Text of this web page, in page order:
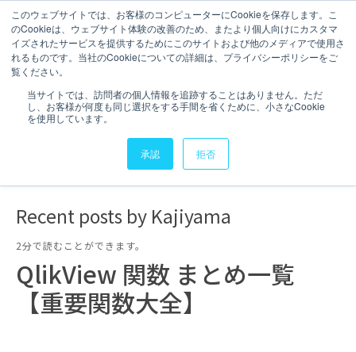
このウェブサイトでは、お客様のコンピューターにCookieを保存します。こ
のCookieは、ウェブサイト体験の改善のため、またより個人向けにカスタマ
イズされたサービスを提供するためにこのサイトおよび他のメディアで使用さ
れるものです。当社のCookieについての詳細は、プライバシーポリシーをご
覧ください。
当サイトでは、訪問者の個人情報を追跡することはありません。ただ
し、お客様が何度も同じ選択をする手間を省くために、小さなCookie
を使用しています。
承認 拒否
お問い合わせ
セールスマーケティング マネージャー Qlik担当
Recent posts by Kajiyama
2分で読むことができます。
QlikView 関数 まとめ一覧
【重要関数大全】